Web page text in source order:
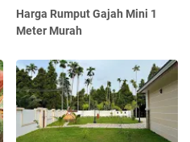
Harga Rumput Gajah Mini 1
Meter Murah